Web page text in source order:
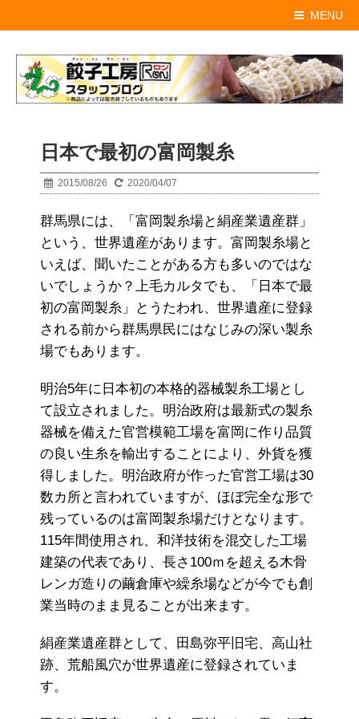
MENU
日本で最初の富岡製糸
2015/08/26 2020/04/07
群馬県には、「富岡製糸場と絹産業遺産群」
という、世界遺産があります。富岡製糸場と
いえば、聞いたことがある方も多いのではな
いでしょうか？上毛カルタでも、「日本で最
初の富岡製糸」とうたわれ、世界遺産に登録
される前から群馬県民にはなじみの深い製糸
場でもあります。
明治5年に日本初の本格的器械製糸工場とし
て設立されました。明治政府は最新式の製糸
器械を備えた官営模範工場を富岡に作り品質
の良い生糸を輸出することにより、外貨を獲
得しました。明治政府が作った官営工場は30
数カ所と言われていますが、ほぼ完全な形で
残っているのは富岡製糸場だけとなります。
115年間使用され、和洋技術を混交した工場
建築の代表であり、長さ100ｍを超える木骨
レンガ造りの繭倉庫や繰糸場などが今でも創
業当時のまま見ることが出来ます。
絹産業遺産群として、田島弥平旧宅、高山社
跡、荒船風穴が世界遺産に登録されていま
す。